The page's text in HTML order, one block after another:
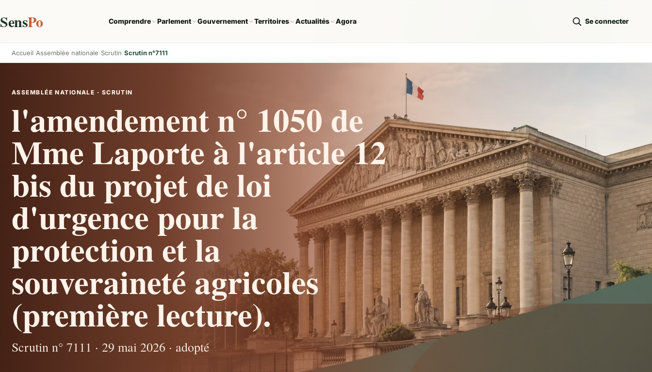
SensPo Comprendre Parlement Gouvernement Territoires Actualités Agora Se connecter
Accueil Assemblée nationale Scrutin Scrutin n°7111
ASSEMBLÉE NATIONALE · SCRUTIN
l'amendement n° 1050 de
Mme Laporte à l'article 12
bis du projet de loi
d'urgence pour la
protection et la
souveraineté agricoles
(première lecture).
Scrutin n° 7111 · 29 mai 2026 · adopté